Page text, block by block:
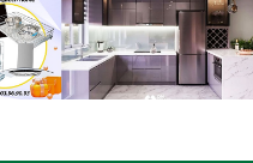
nấu đạt tới 90%,
50%. Bởi vậy,
những giúp bạn tiết